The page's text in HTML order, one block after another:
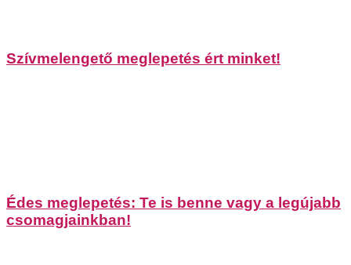
Szívmelengető meglepetés ért minket!
Édes meglepetés: Te is benne vagy a legújabb
csomagjainkban!